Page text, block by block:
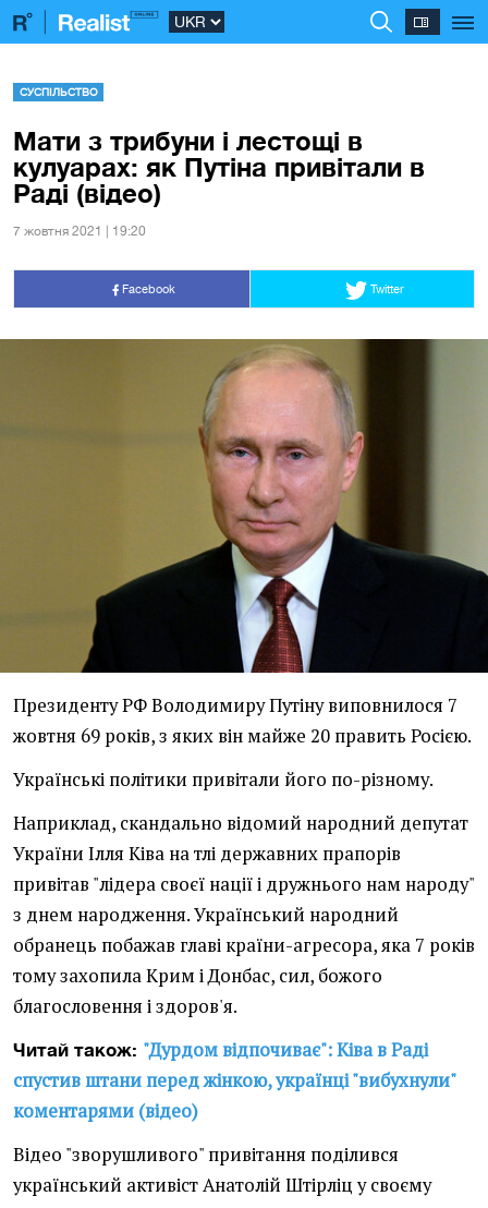
СУСПІЛЬСТВО
Мати з трибуни і лестощі в
кулуарах: як Путіна привітали в
Раді (відео)
7 жовтня 2021 | 19:20
Facebook Twitter
Президенту РФ Володимиру Путіну виповнилося 7
жовтня 69 років, з яких він майже 20 править Росією.
Українські політики привітали його по-різному.
Наприклад, скандально відомий народний депутат
України Ілля Ківа на тлі державних прапорів
привітав "лідера своєї нації і дружнього нам народу"
з днем народження. Український народний
обранець побажав главі країни-агресора, яка 7 років
тому захопила Крим і Донбас, сил, божого
благословення і здоров'я.
Читай також: "Дурдом відпочиває": Ківа в Раді
спустив штани перед жінкою, українці "вибухнули"
коментарями (відео)
Відео "зворушливого" привітання поділився
український активіст Анатолій Штірліц у своєму